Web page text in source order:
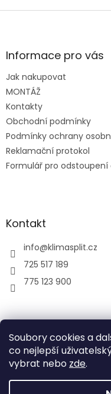
Soubory cookies a
co nejlepší
vybrat nebo zde.
Z
aInformace pro vás
Jak nakupovat
MONTÁŽ
Kontakty
Obchodní podmínky
Podmínky ochrany
Reklamační protokol
Formulář pro
Kontakt
info@klimasplit.cz
725 517 189
775 123 900